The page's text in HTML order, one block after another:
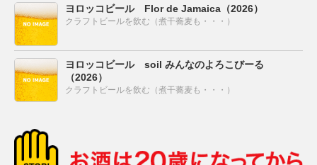
ヨロッコビール Flor de Jamaica（2026）
クラフトビールを飲む（煮干蕎麦も・・・）
ヨロッコビール soil みんなのよろこびーる
（2026）
クラフトビールを飲む（煮干蕎麦も・・・）